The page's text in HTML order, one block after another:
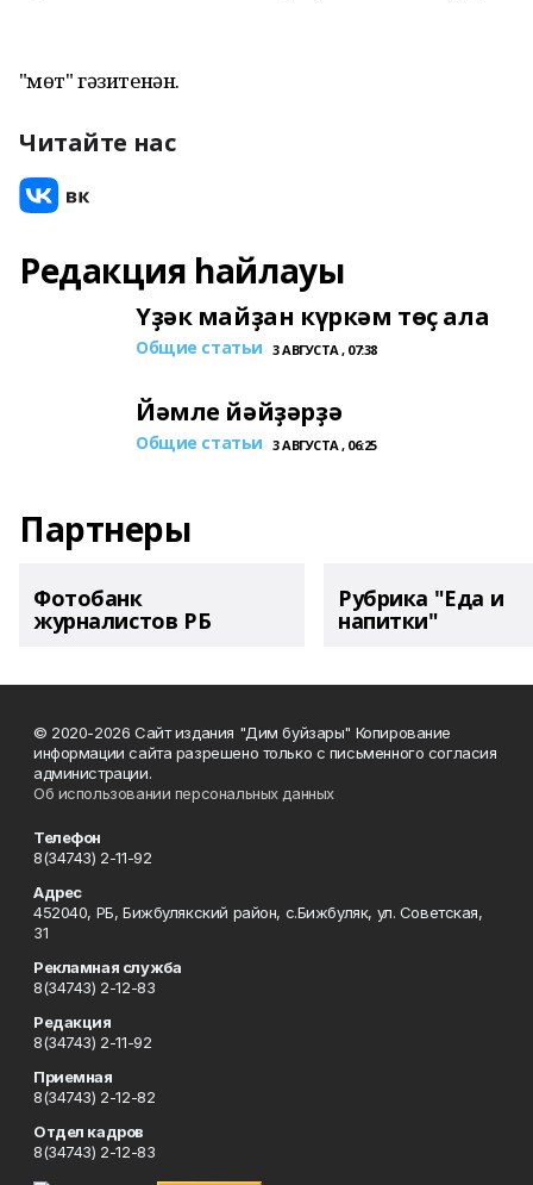
"Өмөт" гәзитенән.
Читайте нас
Редакция һайлауы
Үҙәк майҙан күркәм төҫ ала
Общие статьи 3 АВГУСТА , 07:38
Йәмле йәйҙәрҙә
Общие статьи 3 АВГУСТА , 06:25
Партнеры
Фотобанк
журналистов РБ
Рубрика "Еда и
напитки"
© 2020-2026 Сайт издания "Дим буйзары" Копирование
информации сайта разрешено только с письменного согласия
администрации.
Об использовании персональных данных
Телефон
8(34743) 2-11-92
Адрес
452040, РБ, Бижбулякский район, с.Бижбуляк, ул. Советская,
31
Рекламная служба
8(34743) 2-12-83
Редакция
8(34743) 2-11-92
Приемная
8(34743) 2-12-82
Отдел кадров
8(34743) 2-12-83